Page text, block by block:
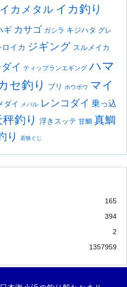
イカメタル イカ釣り
ギ カサゴ ガシラ キジハタ グレ
ロイカ ジギング スルメイカ
イ ティップランエギング ハマ
セ釣り ブリ ホウボウ マイ
ダイ メバル レンコダイ 乗っ込
秤釣り 浮きスッテ 甘鯛 真鯛
り 若狭ぐじ
165
394
2
1357959